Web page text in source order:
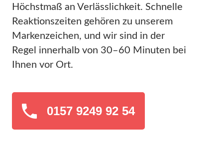
Höchstmaß an Verlässlichkeit. Schnelle
Reaktionszeiten gehören zu unserem
Markenzeichen, und wir sind in der
Regel innerhalb von 30–60 Minuten bei
Ihnen vor Ort.
0157 9249 92 54